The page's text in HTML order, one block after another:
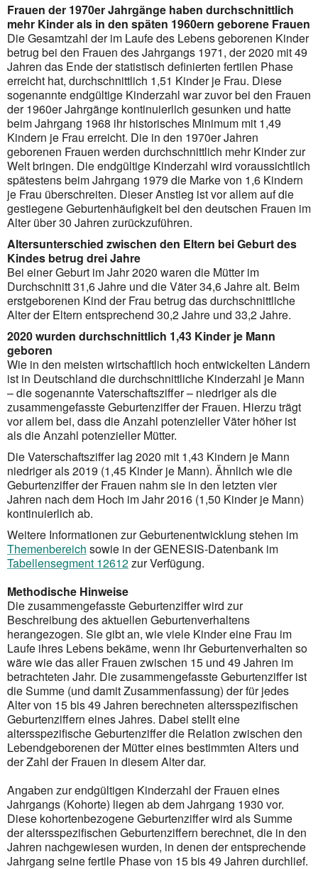
Frauen der 1970er Jahrgänge haben durchschnittlich
mehr Kinder als in den späten 1960ern geborene Frauen
Die Gesamtzahl der im Laufe des Lebens geborenen Kinder
betrug bei den Frauen des Jahrgangs 1971, der 2020 mit 49
Jahren das Ende der statistisch definierten fertilen Phase
erreicht hat, durchschnittlich 1,51 Kinder je Frau. Diese
sogenannte endgültige Kinderzahl war zuvor bei den Frauen
der 1960er Jahrgänge kontinuierlich gesunken und hatte
beim Jahrgang 1968 ihr historisches Minimum mit 1,49
Kindern je Frau erreicht. Die in den 1970er Jahren
geborenen Frauen werden durchschnittlich mehr Kinder zur
Welt bringen. Die endgültige Kinderzahl wird voraussichtlich
spätestens beim Jahrgang 1979 die Marke von 1,6 Kindern
je Frau überschreiten. Dieser Anstieg ist vor allem auf die
gestiegene Geburtenhäufigkeit bei den deutschen Frauen im
Alter über 30 Jahren zurückzuführen.
Altersunterschied zwischen den Eltern bei Geburt des
Kindes betrug drei Jahre
Bei einer Geburt im Jahr 2020 waren die Mütter im
Durchschnitt 31,6 Jahre und die Väter 34,6 Jahre alt. Beim
erstgeborenen Kind der Frau betrug das durchschnittliche
Alter der Eltern entsprechend 30,2 Jahre und 33,2 Jahre.
2020 wurden durchschnittlich 1,43 Kinder je Mann
geboren
Wie in den meisten wirtschaftlich hoch entwickelten Ländern
ist in Deutschland die durchschnittliche Kinderzahl je Mann
– die sogenannte Vaterschaftsziffer – niedriger als die
zusammengefasste Geburtenziffer der Frauen. Hierzu trägt
vor allem bei, dass die Anzahl potenzieller Väter höher ist
als die Anzahl potenzieller Mütter.
Die Vaterschaftsziffer lag 2020 mit 1,43 Kindern je Mann
niedriger als 2019 (1,45 Kinder je Mann). Ähnlich wie die
Geburtenziffer der Frauen nahm sie in den letzten vier
Jahren nach dem Hoch im Jahr 2016 (1,50 Kinder je Mann)
kontinuierlich ab.
Weitere Informationen zur Geburtenentwicklung stehen im
Themenbereich sowie in der GENESIS-Datenbank im
Tabellensegment 12612zur Verfügung.
Methodische Hinweise
Die zusammengefasste Geburtenziffer wird zur
Beschreibung des aktuellen Geburtenverhaltens
herangezogen. Sie gibt an, wie viele Kinder eine Frau im
Laufe ihres Lebens bekäme, wenn ihr Geburtenverhalten so
wäre wie das aller Frauen zwischen 15 und 49 Jahren im
betrachteten Jahr. Die zusammengefasste Geburtenziffer ist
die Summe (und damit Zusammenfassung) der für jedes
Alter von 15 bis 49 Jahren berechneten altersspezifischen
Geburtenziffern eines Jahres. Dabei stellt eine
altersspezifische Geburtenziffer die Relation zwischen den
Lebendgeborenen der Mütter eines bestimmten Alters und
der Zahl der Frauen in diesem Alter dar.
Angaben zur endgültigen Kinderzahl der Frauen eines
Jahrgangs (Kohorte) liegen ab dem Jahrgang 1930 vor.
Diese kohortenbezogene Geburtenziffer wird als Summe
der altersspezifischen Geburtenziffern berechnet, die in den
Jahren nachgewiesen wurden, in denen der entsprechende
Jahrgang seine fertile Phase von 15 bis 49 Jahren durchlief.